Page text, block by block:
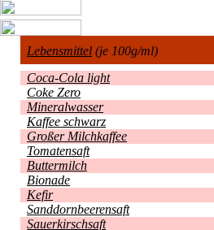
Lebensmittel (je 100g/ml)
Coca-Cola light
Coke Zero
Mineralwasser
Kaffee schwarz
Großer Milchkaffee
Tomatensaft
Buttermilch
Bionade
Kefir
Sanddornbeerensaft
Sauerkirschsaft